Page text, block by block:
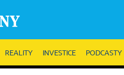
REALITY INVESTICE PODCASTY